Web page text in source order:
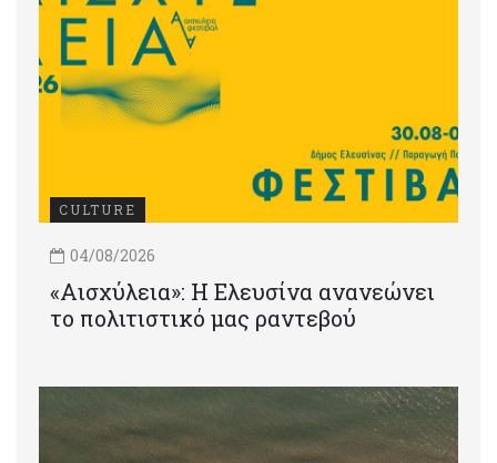
CULTURE
04/08/2026
«Αισχύλεια»: Η Ελευσίνα ανανεώνει
το πολιτιστικό μας ραντεβού